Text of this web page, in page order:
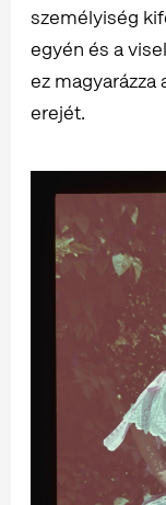
személyiség
egyén és a
ez
erejét.